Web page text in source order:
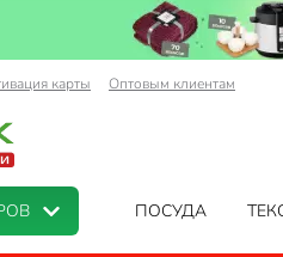
карты Оптовым клиентам
ПОСУДА